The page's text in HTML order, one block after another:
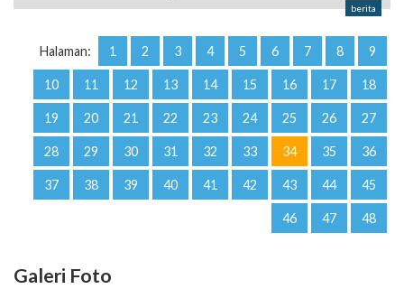
berita
Halaman: 1 2 3 4 5 6 7 8 9
10 11 12 13 14 15 16 17 18
19 20 21 22 23 24 25 26 27
28 29 30 31 32 33 34 35 36
37 38 39 40 41 42 43 44 45
46 47 48
Galeri Foto